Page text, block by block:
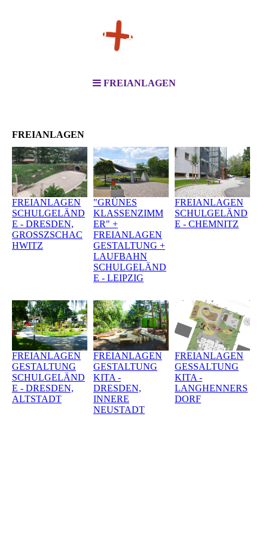
FREIANLAGEN
FREIANLAGEN
FREIANLAGEN
SCHULGELÄND
E - DRESDEN,
GROSSZSCHAC
HWITZ
"GRÜNES
KLASSENZIMM
ER" +
FREIANLAGEN
GESTALTUNG +
LAUFBAHN
SCHULGELÄND
E - LEIPZIG
FREIANLAGEN
SCHULGELÄND
E - CHEMNITZ
FREIANLAGEN
GESTALTUNG
SCHULGELÄND
E - DRESDEN,
ALTSTADT
FREIANLAGEN
GESTALTUNG
KITA -
DRESDEN,
INNERE
NEUSTADT
FREIANLAGEN
GESSALTUNG
KITA -
LANGHENNERS
DORF